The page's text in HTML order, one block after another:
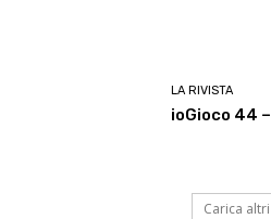
LA RIVISTA
ioGioco 44
Carica altri